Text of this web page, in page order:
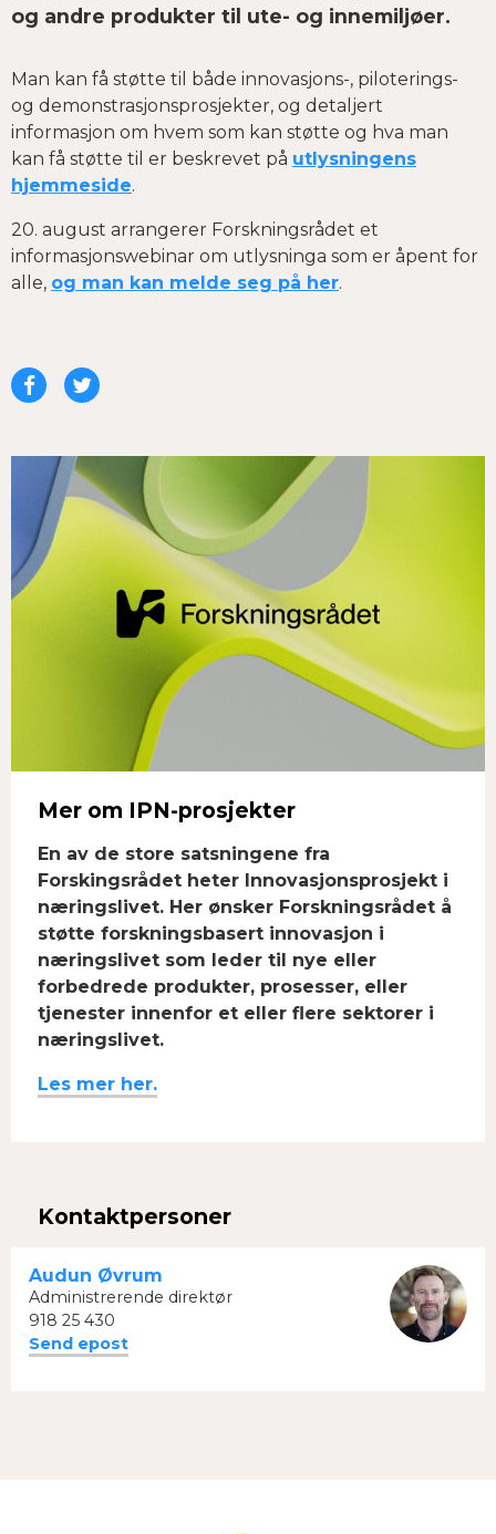
og andre produkter til ute- og innemiljøer.
Man kan få støtte til både innovasjons-, piloterings-
og demonstrasjonsprosjekter, og detaljert
informasjon om hvem som kan støtte og hva man
kan få støtte til er beskrevet på utlysningens
hjemmeside.
20. august arrangerer Forskningsrådet et
informasjonswebinar om utlysninga som er åpent for
alle, og man kan melde seg på her.
Del
Facebook
Del
Twitter
Mer om IPN-prosjekter
En av de store satsningene fra
Forskingsrådet heter Innovasjonsprosjekt i
næringslivet. Her ønsker Forskningsrådet å
støtte forskningsbasert innovasjon i
næringslivet som leder til nye eller
forbedrede produkter, prosesser, eller
tjenester innenfor et eller flere sektorer i
næringslivet.
Les mer her.
Kontaktpersoner
Audun Øvrum
Administrerende direktør
918 25 430
Send epost